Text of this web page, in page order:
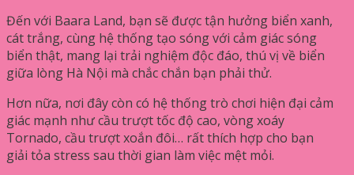
Đến với Baara Land, bạn sẽ được tận hưởng biển xanh,
cát trắng, cùng hệ thống tạo sóng với cảm giác sóng
biển thật, mang lại trải nghiệm độc đáo, thú vị về biển
giữa lòng Hà Nội mà chắc chắn bạn phải thử.
Hơn nữa, nơi đây còn có hệ thống trò chơi hiện đại cảm
giác mạnh như cầu trượt tốc độ cao, vòng xoáy
Tornado, cầu trượt xoắn đôi… rất thích hợp cho bạn
giải tỏa stress sau thời gian làm việc mệt mỏi.